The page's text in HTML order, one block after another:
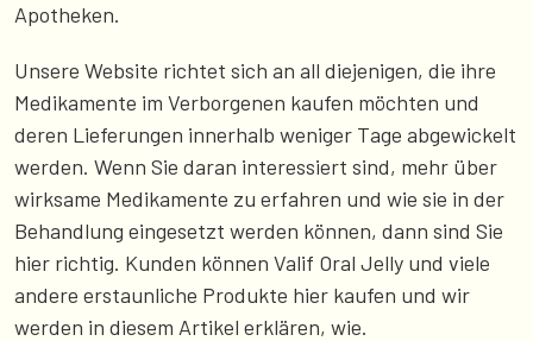
Apotheken.
Unsere Website richtet sich an all diejenigen, die ihre
Medikamente im Verborgenen kaufen möchten und
deren Lieferungen innerhalb weniger Tage abgewickelt
werden. Wenn Sie daran interessiert sind, mehr über
wirksame Medikamente zu erfahren und wie sie in der
Behandlung eingesetzt werden können, dann sind Sie
hier richtig. Kunden können Valif Oral Jelly und viele
andere erstaunliche Produkte hier kaufen und wir
werden in diesem Artikel erklären, wie.